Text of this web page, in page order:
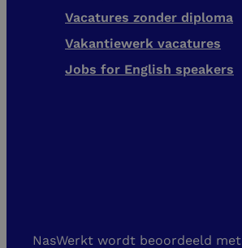
Vacatures zonder diploma
Vakantiewerk vacatures
Jobs for English speakers
NasWerkt wordt beoordeeld met